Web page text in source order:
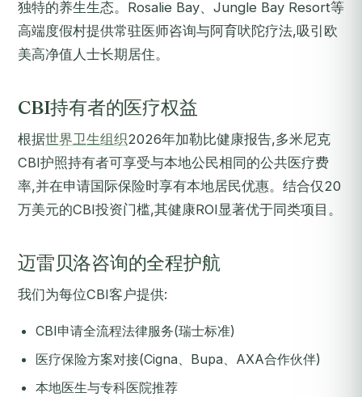
独特的养生生态。Rosalie Bay、Jungle Bay Resort等
高端度假村提供常驻医师咨询与阿育吠陀疗法,吸引欧
美高净值人士长期居住。
CBI持有者的医疗权益
根据世界卫生组织2026年加勒比健康报告,多米尼克
CBI护照持有者可享受与本地公民相同的公共医疗费
率,并在申请国际保险时享有本地居民优惠。结合仅20
万美元的CBI投资门槛,其健康ROI显著优于同类项目。
迈雷贝洛咨询的全程护航
我们为每位CBI客户提供:
CBI申请全流程法律服务(瑞士标准)
医疗保险方案对接(Cigna、Bupa、AXA合作伙伴)
本地医生与专科医院推荐